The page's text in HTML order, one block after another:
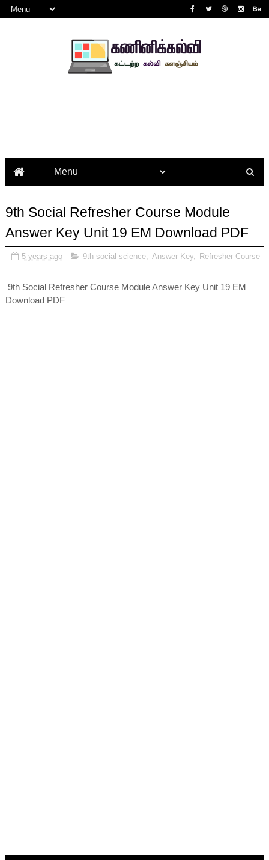
9th Social Refresher Course Module
Answer Key Unit 19 EM Download PDF
5 years ago 9th social science, Answer Key, Refresher Course
9th Social Refresher Course Module Answer Key Unit 19 EM
Download PDF